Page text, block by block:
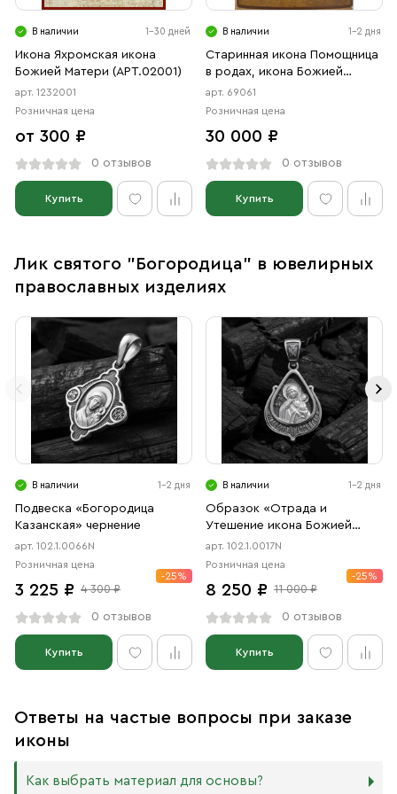
В наличии 1-30 дней
Икона Яхромская икона
Божией Матери (АРТ.02001)
арт. 1232001
Розничная цена
от 300 ₽
0 отзывов
Купить
В наличии 1-2 дня
Старинная икона Помощница
в родах, икона Божией
Матери, 19 век
арт. 69061
Розничная цена
30 000 ₽
0 отзывов
Купить
Лик святого "Богородица" в ювелирных
православных изделиях
В наличии 1-2 дня
Подвеска «Богородица
Казанская» чернение
арт. 102.1.0066N
Розничная цена
3 225 ₽ 4 300 ₽
-25%
0 отзывов
Купить
В наличии 1-2 дня
Образок «Отрада и
Утешение икона Божией
Матери в форме цаты»
чернение
арт. 102.1.0017N
Розничная цена
8 250 ₽ 11 000 ₽
-25%
0 отзывов
Купить
Ответы на частые вопросы при заказе
иконы
Как выбрать материал для основы?